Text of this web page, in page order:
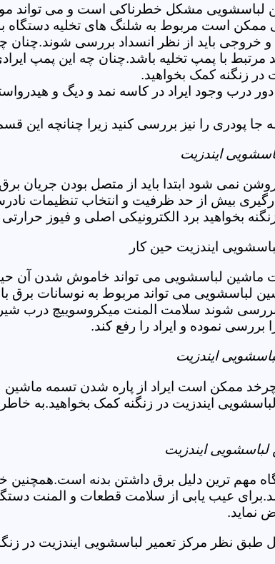
لباسشویی مشکل خطرناکی است و می تواند
ممکن است مربوط به شلنگ های تخلیه دستگاه
خروجی باید از نظر انسداد بررسی شوند.چنان
مرتبط با پمپ تخلیه باشد.چنان چه این پمپ
در زنگنه کمک بخواهید.
درب وجود ایراد در کاسه نمد و دیگ و
پودری را نیز بررسی کنید زیرا چنانچه این
ایندزیت
نمی شود ابتدا باید از متصل بودن جریان
بیش از حد ظرفیت و انتخاب تنظیمات
بخواهید برد الکترونیکی اصلی و فیوز
ایندزیت حین کار
ماشین لباسشویی می تواند خاموش شدن آن
لباسشویی می تواند مربوط به نوسانات برق
بررسی شوند سلامت المنت میکروسوییچ درب شیر
بررسی نموده و ایراد را رفع کند.
ایندزیت
ممکن است ایراد از پاره شدن تسمه ماشین
ایندزیت در زنگنه کمک بخواهید.به
ایندزیت
مهم ترین دلیل برق داشتن بدنه است.همچنین
عیب یابی از سلامت قطعات و المنت
نماید.
طبق نظر مرکز تعمیر لباسشویی ایندزیت در